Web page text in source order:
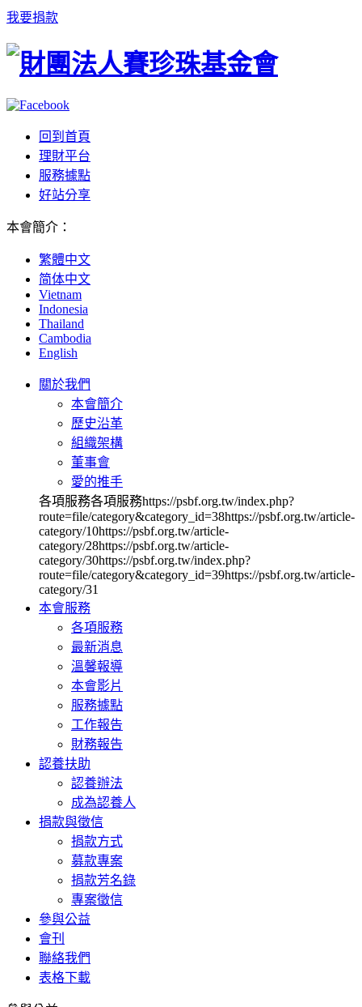
我要捐款
回到首頁
理財平台
服務據點
好站分享
本會簡介 ：
繁體中文
简体中文
Vietnam
Indonesia
Thailand
Cambodia
English
關於我們
本會簡介
歷史沿革
組織架構
董事會
愛的推手
各項服務各項服務https://psbf.org.tw/index.php?
route=file/category&category_id=38https://psbf.org.tw/article-
category/10https://psbf.org.tw/article-
category/28https://psbf.org.tw/article-
category/30https://psbf.org.tw/index.php?
route=file/category&category_id=39https://psbf.org.tw/article-
category/31
本會服務
各項服務
最新消息
溫馨報導
本會影片
服務據點
工作報告
財務報告
認養扶助
認養辦法
成為認養人
捐款與徵信
捐款方式
募款專案
捐款芳名錄
專案徵信
參與公益
會刊
聯絡我們
表格下載